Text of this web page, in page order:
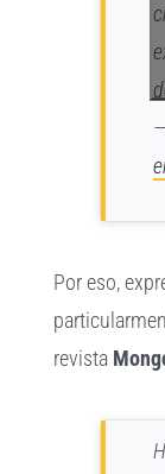
Por eso,
revista